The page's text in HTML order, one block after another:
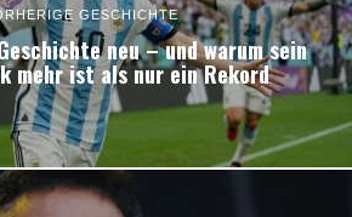
GESCHICHTE
neu – und warum sein
mehr ist als nur ein Rekord